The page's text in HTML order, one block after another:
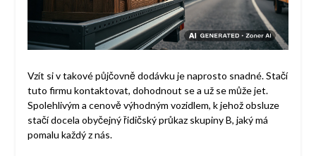
Vzít si v takové půjčovně dodávku je naprosto snadné. Stačí
tuto firmu kontaktovat, dohodnout se a už se může jet.
Spolehlivým a cenově výhodným vozidlem, k jehož obsluze
stačí docela obyčejný řidičský průkaz skupiny B, jaký má
pomalu každý z nás.